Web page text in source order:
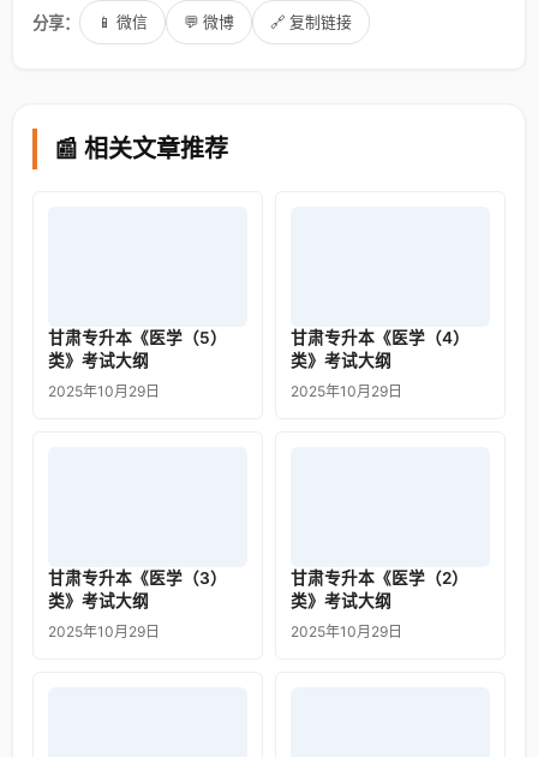
分享：
📱 微信 💬 微博 🔗 复制链接
📰 相关文章推荐
甘肃专升本《医学（5）
类》考试大纲
2025年10月29日
甘肃专升本《医学（4）
类》考试大纲
2025年10月29日
甘肃专升本《医学（3）
类》考试大纲
2025年10月29日
甘肃专升本《医学（2）
类》考试大纲
2025年10月29日